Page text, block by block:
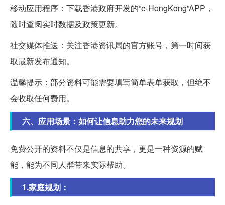
移动应用程序：下载香港政府开发的“e-HongKong”APP，
随时查阅实时数据及政策更新。
社交媒体推送：关注香港资讯局的官方账号，第一时间获
取最新发布通知。
温馨提示：部分资料可能需要填写简单表单获取，但绝不
会收取任何费用。
六、应用场景：如何让信息助力您的未来规划
免费公开的资料不仅是信息的共享，更是一种资源的赋
能，能为不同人群带来实际帮助。
1.家庭规划：